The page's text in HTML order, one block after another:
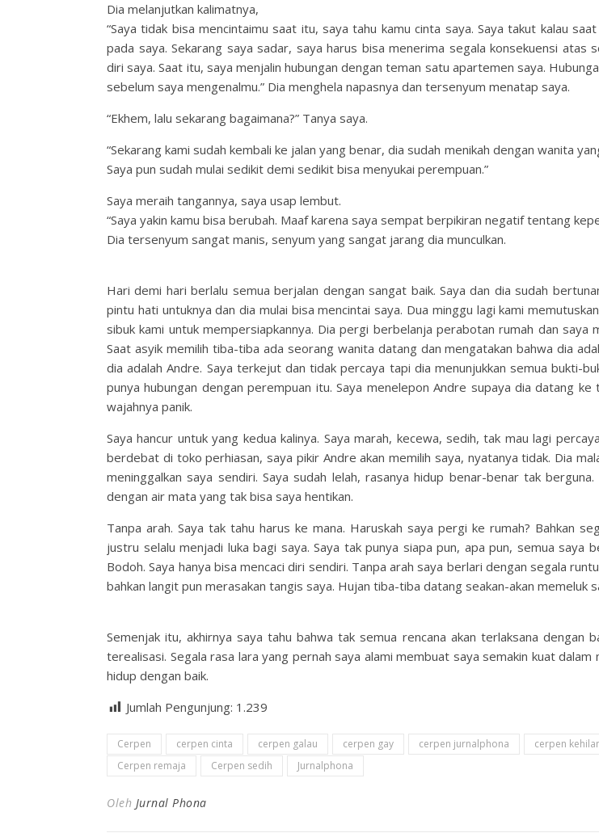
Dia melanjutkan kalimatnya,
“Saya tidak bisa mencintaimu saat itu, saya tahu kamu cinta saya. Saya takut kalau
pada saya. Sekarang saya sadar, saya harus bisa menerima segala konsekuensi atas
diri saya. Saat itu, saya menjalin hubungan dengan teman satu apartemen saya.
sebelum saya mengenalmu.” Dia menghela napasnya dan tersenyum menatap saya.
“Ekhem, lalu sekarang bagaimana?” Tanya saya.
“Sekarang kami sudah kembali ke jalan yang benar, dia sudah menikah dengan wanita
Saya pun sudah mulai sedikit demi sedikit bisa menyukai perempuan.”
Saya meraih tangannya, saya usap lembut.
“Saya yakin kamu bisa berubah. Maaf karena saya sempat berpikiran negatif tentang
Dia tersenyum sangat manis, senyum yang sangat jarang dia munculkan.
Hari demi hari berlalu semua berjalan dengan sangat baik. Saya dan dia sudah
pintu hati untuknya dan dia mulai bisa mencintai saya. Dua minggu lagi kami
sibuk kami untuk mempersiapkannya. Dia pergi berbelanja perabotan rumah dan saya
Saat asyik memilih tiba-tiba ada seorang wanita datang dan mengatakan bahwa dia
dia adalah Andre. Saya terkejut dan tidak percaya tapi dia menunjukkan semua bukti-
punya hubungan dengan perempuan itu. Saya menelepon Andre supaya dia datang
wajahnya panik.
Saya hancur untuk yang kedua kalinya. Saya marah, kecewa, sedih, tak mau lagi
berdebat di toko perhiasan, saya pikir Andre akan memilih saya, nyatanya tidak. Dia
meninggalkan saya sendiri. Saya sudah lelah, rasanya hidup benar-benar tak
dengan air mata yang tak bisa saya hentikan.
Tanpa arah. Saya tak tahu harus ke mana. Haruskah saya pergi ke rumah? Bahkan
justru selalu menjadi luka bagi saya. Saya tak punya siapa pun, apa pun, semua saya
Bodoh. Saya hanya bisa mencaci diri sendiri. Tanpa arah saya berlari dengan segala
bahkan langit pun merasakan tangis saya. Hujan tiba-tiba datang seakan-akan memeluk
Semenjak itu, akhirnya saya tahu bahwa tak semua rencana akan terlaksana dengan
terealisasi. Segala rasa lara yang pernah saya alami membuat saya semakin kuat dalam
hidup dengan baik.
Jumlah Pengunjung: 1.239
Cerpen cerpen cinta cerpen galau cerpen gay cerpen jurnalphona cerpen
Cerpen remaja
Cerpen sedih Jurnalphona
Oleh Jurnal Phona